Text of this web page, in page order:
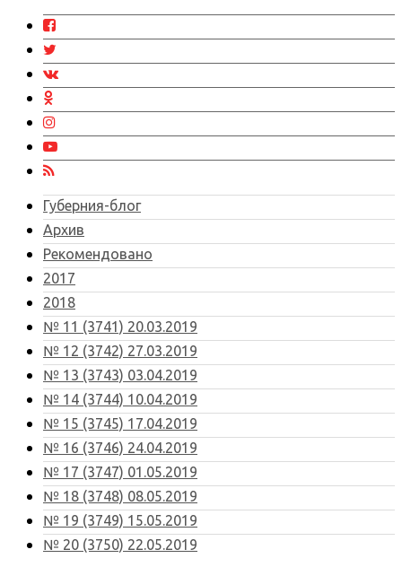
Губерния-блог
Архив
Рекомендовано
2017
2018
№ 11 (3741) 20.03.2019
№ 12 (3742) 27.03.2019
№ 13 (3743) 03.04.2019
№ 14 (3744) 10.04.2019
№ 15 (3745) 17.04.2019
№ 16 (3746) 24.04.2019
№ 17 (3747) 01.05.2019
№ 18 (3748) 08.05.2019
№ 19 (3749) 15.05.2019
№ 20 (3750) 22.05.2019